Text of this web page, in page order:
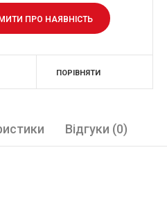
ПРО НАЯВНІСТЬ
ПОРІВНЯТИ
Відгуки (0)